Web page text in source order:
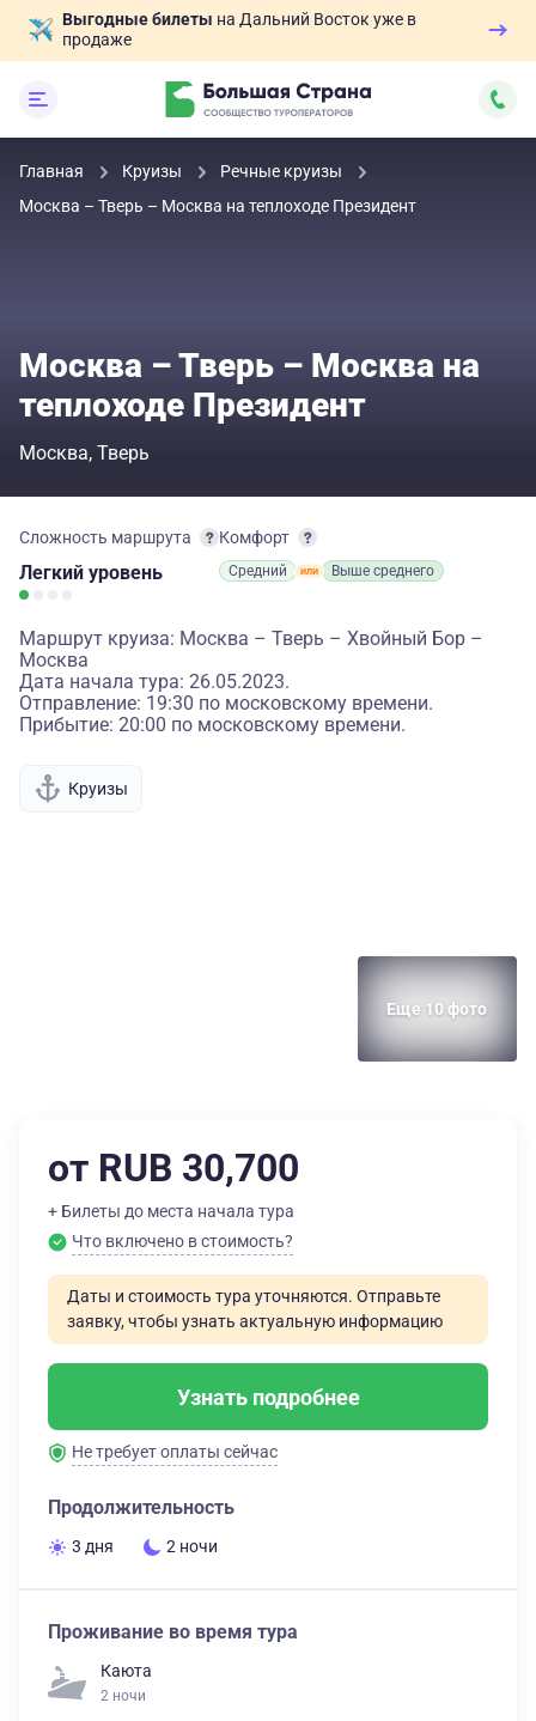
Выгодные билеты на Дальний Восток уже в
продаже
Главная Круизы
Речные круизы
Москва – Тверь – Москва на теплоходе Президент
Москва – Тверь – Москва на
теплоходе Президент
Москва Тверь
Сложность маршрута
Легкий уровень
Комфорт
Средний Выше среднего
Маршрут круиза: Москва – Тверь – Хвойный Бор –
Москва
Дата начала тура: 26.05.2023.
Отправление: 19:30 по московскому времени.
Прибытие: 20:00 по московскому времени.
Круизы
Еще 10 фото
от RUB 30,700
+ Билеты до места начала тура
Что включено в стоимость?
Даты и стоимость тура уточняются. Отправьте
заявку, чтобы узнать актуальную информацию
Узнать подробнее
Не требует оплаты сейчас
Продолжительность
3 дня 2 ночи
Проживание во время тура
Каюта
2 ночи